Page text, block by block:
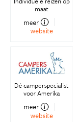
maat
meer
website
Dé camperspecialist
voor Amerika
meer
website